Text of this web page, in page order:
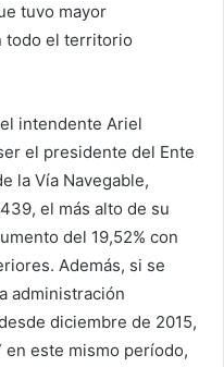
tuvo mayor
todo el territorio
intendente Ariel
el presidente del Ente
la Vía Navegable,
el más alto de su
del 19,52% con
Además, si se
administración
diciembre de 2015,
este mismo período,